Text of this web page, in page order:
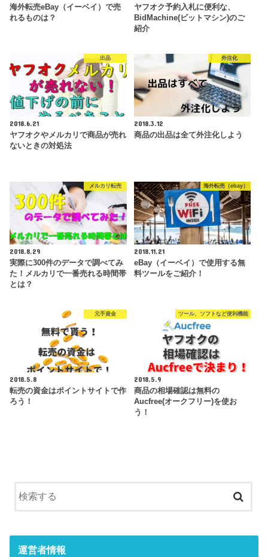
海外転売eBay（イーベイ）で売
れるものは？
ヤフオク予約入札に便利な、
BidMachine(ビットマシン)のご
紹介
出品
2018.6.21
ヤフオクやメルカリで商品が売れ
ないときの対処法
外注化
2018.3.12
商品の出品は全て外注化しよう
メルカリ転売
2018.8.29
実際に300件のデータで調べてみ
た！メルカリで一番売れる時間帯
とは？
海外転売（ebay）
2018.11.21
eBay（イーベイ）で使用する無
料ツールをご紹介！
元手資金
2018.5.8
転売の資金はポイントサイトで作
ろう！
ツール、ソフトなど便利機能
2018.5.9
商品の相場確認は無料の
Aucfree(オークフリー)を使お
う！
運営者情報